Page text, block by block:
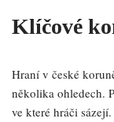
Klíčové
Hraní v české
několika ohledech.
ve které hráči